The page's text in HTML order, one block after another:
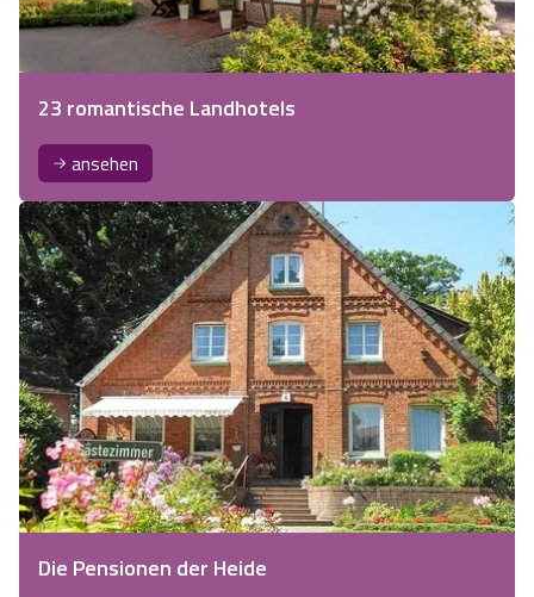
23 romantische Landhotels
ansehen
Die Pensionen der Heide